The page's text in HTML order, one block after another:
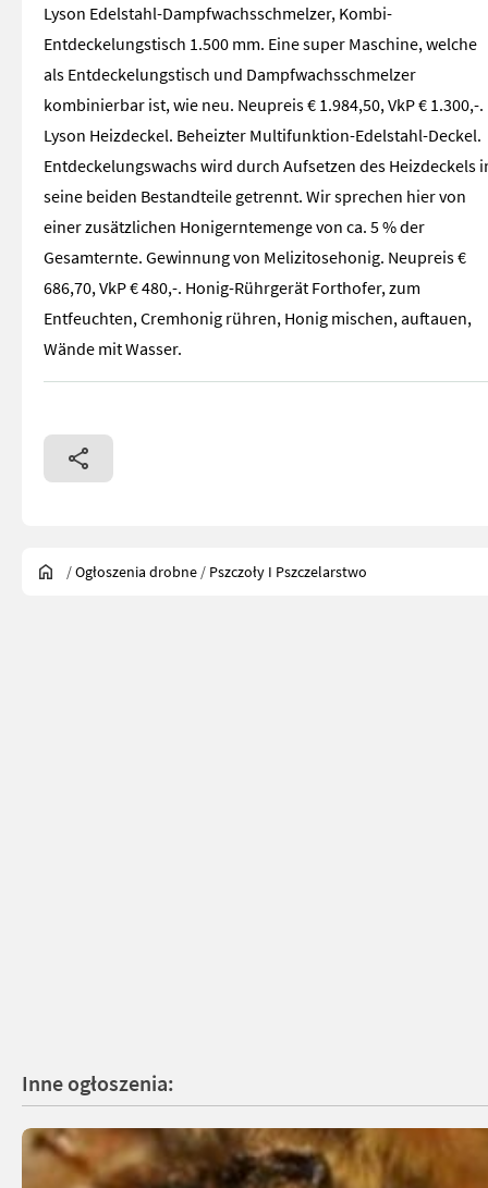
Lyson Edelstahl-Dampfwachsschmelzer, Kombi-
Entdeckelungstisch 1.500 mm. Eine super Maschine, welche
als Entdeckelungstisch und Dampfwachsschmelzer
kombinierbar ist, wie neu. Neupreis € 1.984,50, VkP € 1.300,-.
Lyson Heizdeckel. Beheizter Multifunktion-Edelstahl-Deckel.
Entdeckelungswachs wird durch Aufsetzen des Heizdeckels
seine beiden Bestandteile getrennt. Wir sprechen hier von
einer zusätzlichen Honigerntemenge von ca. 5 % der
Gesamternte. Gewinnung von Melizitosehonig. Neupreis €
686,70, VkP € 480,-. Honig-Rührgerät Forthofer, zum
Entfeuchten, Cremhonig rühren, Honig mischen, auftauen,
Wände mit Wasser.
/Ogłoszenia drobne / Pszczoły I Pszczelarstwo
Inne ogłoszenia: